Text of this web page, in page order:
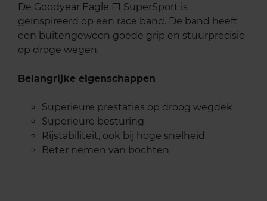
De Goodyear Eagle F1 SuperSport is
geïnspireerd op een race band. De band heeft
een buitengewoon goede grip en stuurprecisie
op droge wegen.
Belangrijke eigenschappen
Superieure prestaties op droog wegdek
Superieure besturing
Rijstabiliteit, ook bij hoge snelheid
Beter nemen van bochten